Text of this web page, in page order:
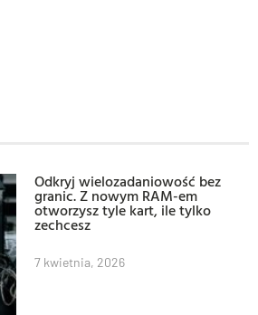
Odkryj wielozadaniowość bez
granic. Z nowym RAM-em
otworzysz tyle kart, ile tylko
zechcesz
7 kwietnia, 2026